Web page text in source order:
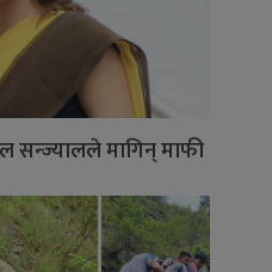
सन्ज्यालले मागिन् माफी